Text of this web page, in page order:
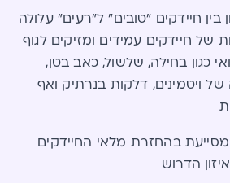
בין חיידקים "טובים" ל"רעים" עלולה
של חיידקים עמידים ומזיקים לגוף
כגון בחילה, שלשול, כאב בטן,
של ויטמינים, דלקות בנרתיק ואף
מסייעת בהחזרת מלאי החיידקים
הדרוש